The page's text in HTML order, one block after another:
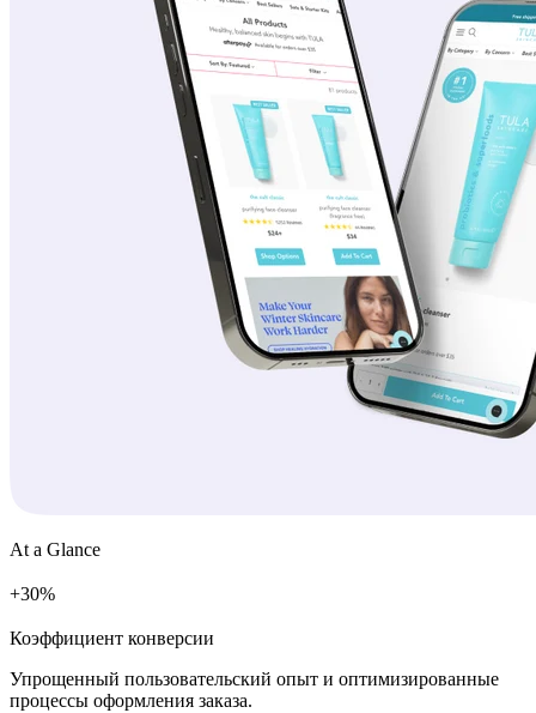
At a Glance
+ %
Коэффициент конверсии
Упрощенный пользовательский опыт и оптимизированные
процессы оформления заказа.